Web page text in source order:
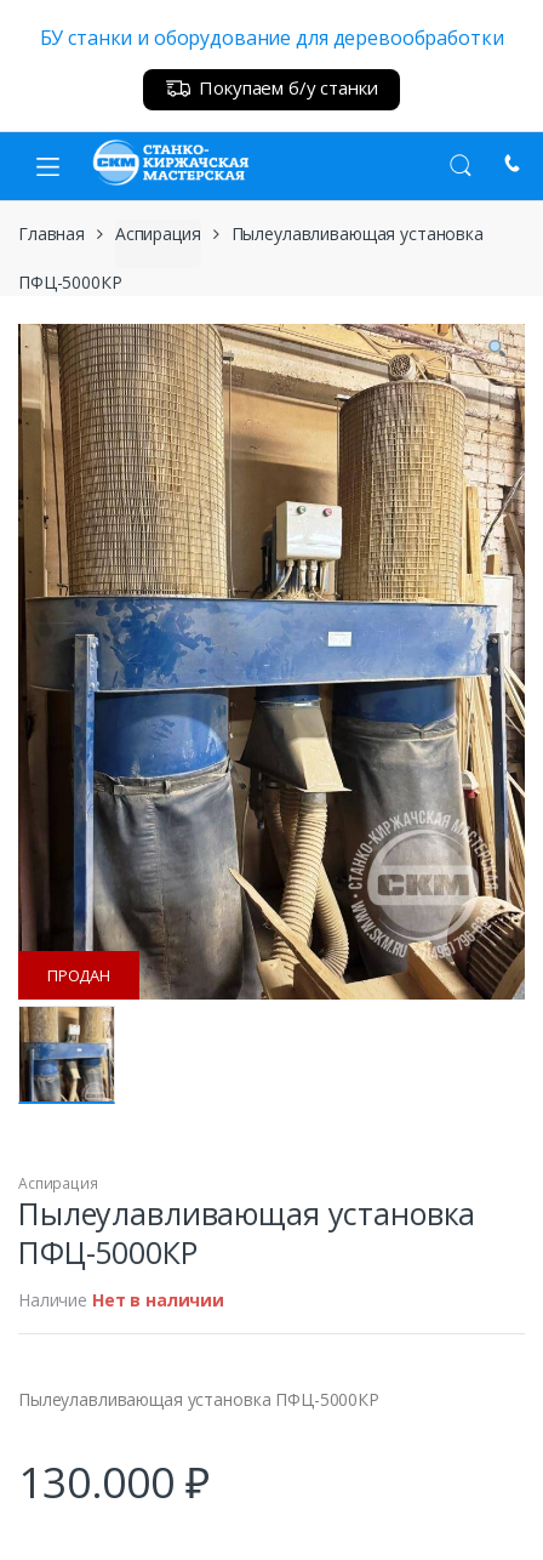
БУ станки и оборудование для деревообработки
Покупаем б/у станки
Главная Аспирация Пылеулавливающая установка
ПФЦ-5000КР
ПРОДАН
ПРОДАН
Аспирация
Пылеулавливающая установка
ПФЦ-5000КР
Наличие Нет в наличии
Пылеулавливающая установка ПФЦ-5000КР
130.000 ₽